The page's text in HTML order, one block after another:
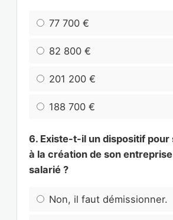
77 700 €
82 800 €
201 200 €
188 700 €
6. Existe-t-il un dispositif
à la création de son
salarié ?
Non, il faut démissionner.